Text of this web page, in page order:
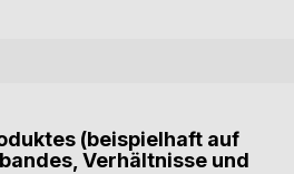
(beispielhaft auf
Verhältnisse und